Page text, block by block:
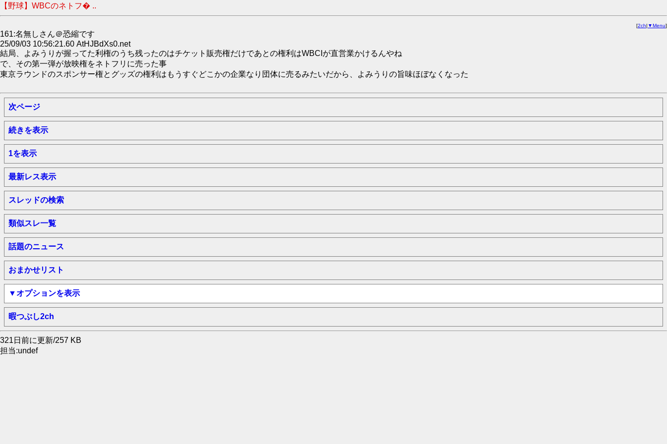
【野球】WBCのネトフ� ..
[2ch| ▼Menu]
161:名無しさん＠恐縮です
25/09/03 10:56:21.60 AtHJBdXs0.net
結局、よみうりが握ってた利権のうち残ったのはチケット販売権だけであとの権利はWBCIが直営業かけるんやね
で、その第一弾が放映権をネトフリに売った事
東京ラウンドのスポンサー権とグッズの権利はもうすぐどこかの企業なり団体に売るみたいだから、よみうりの旨味ほぼなくなった
次ページ
続きを表示
1を表示
最新レス表示
スレッドの検索
類似スレ一覧
話題のニュース
おまかせリスト
▼オプションを表示
暇つぶし2ch
321日前に更新/257 KB
担当:undef